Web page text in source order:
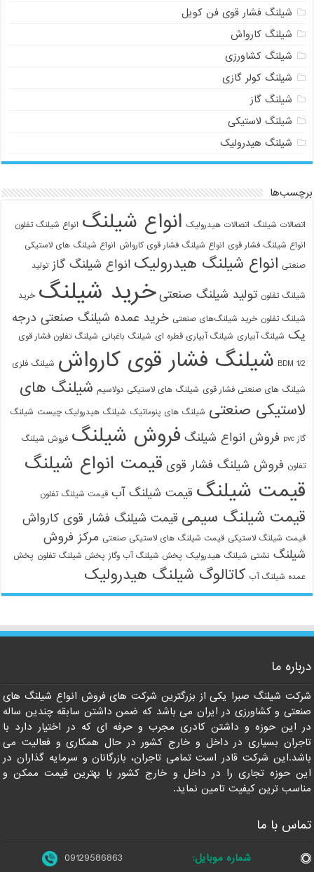
شیلنگ فشار قوی فن کویل
شیلنگ کارواش
شیلنگ کشاورزی
شیلنگ کولر گازی
شیلنگ گاز
شیلنگ لاستیکی
شیلنگ هیدرولیک
برچسب‌ها
اتصالات شیلنگ اتصالات هیدرولیک انواع شیلنگ انواع شیلنگ تفلون
انواع شیلنگ فشار قوی انواع شیلنگ فشار قوی کارواش انواع شیلنگ های لاستیکی
صنعتی انواع شیلنگ هیدرولیک انواع شیلنگ گاز تولید
شیلنگ تفلون تولید شیلنگ صنعتی خرید شیلنگ خرید
شیلنگ تفلون خرید شیلنگ‌های صنعتی خرید عمده شیلنگ صنعتی درجه
یک شیلنگ آبیاری شیلنگ آبیاری قطره ای شیلنگ باغبانی شیلنگ تفلون فشار قوی
1/2 BDM شیلنگ فشار قوی کارواش شیلنگ فلزی
شیلنگ های صنعتی فشار قوی شیلنگ های لاستیکی دولاسیم شیلنگ های
لاستیکی صنعتی شیلنگ های پنوماتیک شیلنگ هیدرولیک چیست شیلنگ
گاز pvc فروش انواع شیلنگ فروش شیلنگ فروش شیلنگ
تفلون فروش شیلنگ فشار قوی قیمت انواع شیلنگ
قیمت شیلنگ قیمت شیلنگ آب قیمت شیلنگ تفلون
قیمت شیلنگ سیمی قیمت شیلنگ فشار قوی کارواش
قیمت شیلنگ لاستیکی قیمت شیلنگ های لاستیکی صنعتی مرکز فروش
شیلنگ نشتی شیلنگ هیدرولیک پخش شیلنگ آب وگاز پخش شیلنگ تفلون پخش
عمده شیلنگ آب کاتالوگ شیلنگ هیدرولیک
درباره ما
شرکت شیلنگ صبرا یکی از بزرگترین شرکت های فروش انواع شیلنگ های
صنعتی و کشاورزی در ایران می باشد که ضمن داشتن سابقه چندین ساله
در این حوزه و داشتن کادری مجرب و حرفه ای که در اختیار دارد با
تاجران بسیاری در داخل و خارج کشور در حال همکاری و فعالیت می
باشد.این شرکت قادر است تمامی تاجران، بازرگانان و سرمایه گذاران در
این حوزه تجاری را در داخل و خارج کشور با بهترین قیمت ممکن و
مناسب ترین کیفیت تامین نماید.
تماس با ما
شماره موبایل: 09129586863